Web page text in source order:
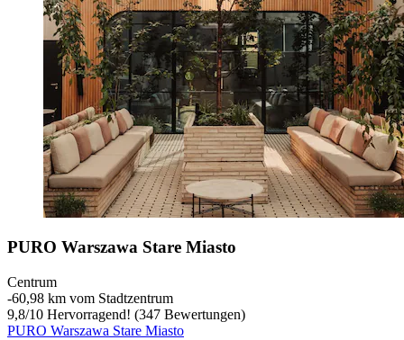
PURO Warszawa Stare Miasto
Centrum
‐60,98 km vom Stadtzentrum
9,8/10 Hervorragend! (347 Bewertungen)
PURO Warszawa Stare Miasto